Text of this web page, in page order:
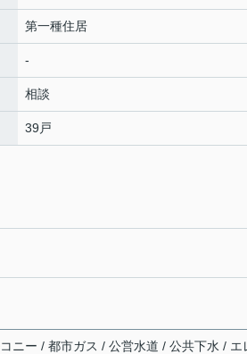
第一種住居
-
相談
39戸
ニー / 都市ガス / 公営水道 / 公共下水 / エ